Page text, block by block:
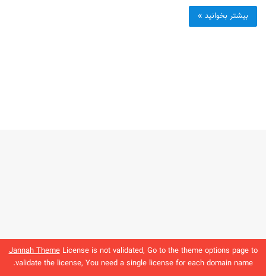
Jannah ThemeLicense is not validated, Go to the theme options page to
validate the license, You need a single license for each domain name.
بیشتر بخوانید »